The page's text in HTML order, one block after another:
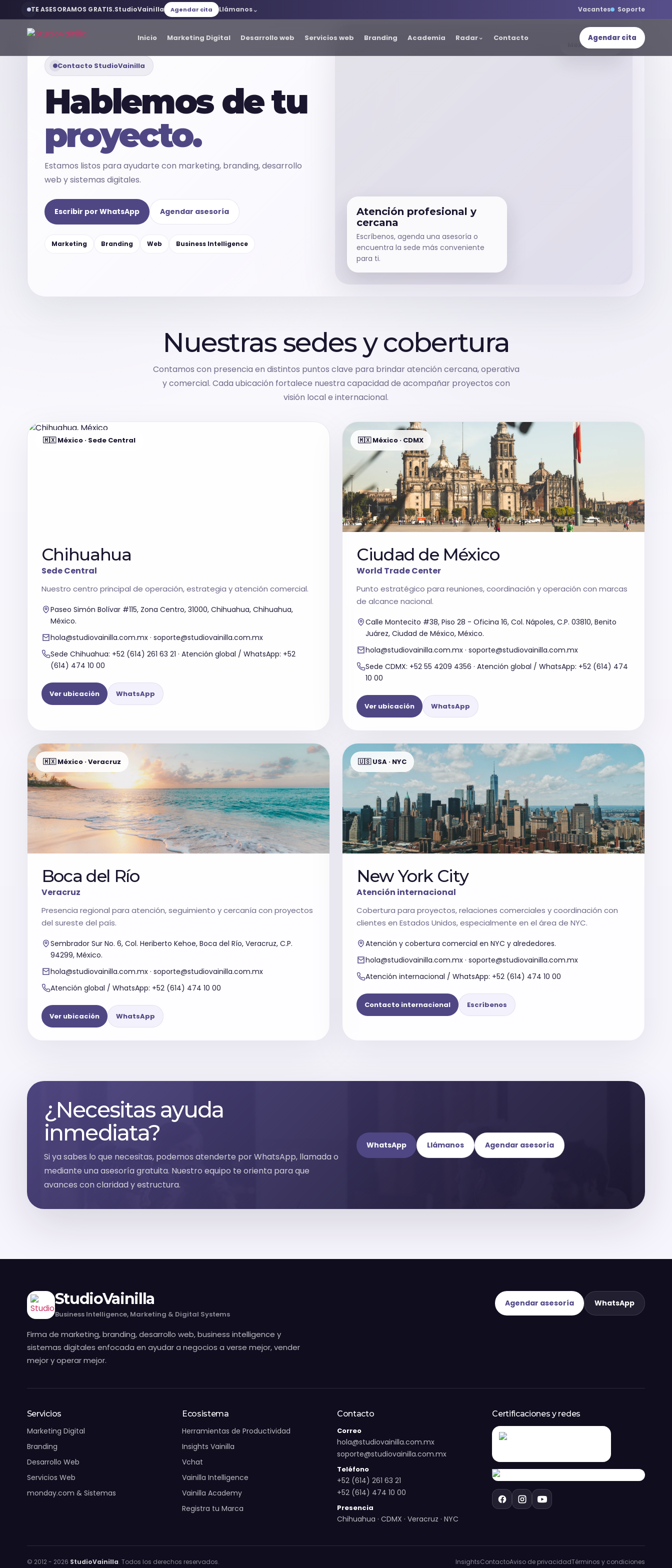
TE ASESORAMOS GRATIS.StudioVainilla Agendar cita Llámanos Vacantes Soporte
Inicio Marketing Digital Desarrollo web Servicios web Branding Academia Radar Contacto Agendar cita
Inicio
Marketing Digital
Desarrollo web
Servicios web
Branding
WhatsApp Ventas
Contacto StudioVainilla
Hablemos de tu
proyecto.
Estamos listos para ayudarte con marketing, branding, desarrollo
web y sistemas digitales.
Escribir por WhatsApp Agendar asesoría
Marketing Branding Web Business Intelligence
México + USA
Atención profesional y
cercana
Escríbenos, agenda una asesoría o
encuentra la sede más conveniente
para ti.
Nuestras sedes y cobertura
Contamos con presencia en distintos puntos clave para brindar atención cercana, operativa
y comercial. Cada ubicación fortalece nuestra capacidad de acompañar proyectos con
visión local e internacional.
🇲🇽 México · Sede Central
Chihuahua
Sede Central
Nuestro centro principal de operación, estrategia y atención comercial.
Paseo Simón Bolívar #115, Zona Centro, 31000, Chihuahua, Chihuahua,
México.
hola@studiovainilla.com.mx · soporte@studiovainilla.com.mx
Sede Chihuahua: +52 (614) 261 63 21 · Atención global / WhatsApp: +52
(614) 474 10 00
Ver ubicación WhatsApp
🇲🇽 México · CDMX
Ciudad de México
World Trade Center
Punto estratégico para reuniones, coordinación y operación con marcas
de alcance nacional.
Calle Montecito #38, Piso 28 - Oficina 16, Col. Nápoles, C.P. 03810, Benito
Juárez, Ciudad de México, México.
hola@studiovainilla.com.mx · soporte@studiovainilla.com.mx
Sede CDMX: +52 55 4209 4356 · Atención global / WhatsApp: +52 (614) 474
10 00
Ver ubicación WhatsApp
🇲🇽 México · Veracruz
Boca del Río
Veracruz
Presencia regional para atención, seguimiento y cercanía con proyectos
del sureste del país.
Sembrador Sur No. 6, Col. Heriberto Kehoe, Boca del Río, Veracruz, C.P.
94299, México.
hola@studiovainilla.com.mx · soporte@studiovainilla.com.mx
Atención global / WhatsApp: +52 (614) 474 10 00
Ver ubicación WhatsApp
🇺🇸 USA · NYC
New York City
Atención internacional
Cobertura para proyectos, relaciones comerciales y coordinación con
clientes en Estados Unidos, especialmente en el área de NYC.
Atención y cobertura comercial en NYC y alrededores.
hola@studiovainilla.com.mx · soporte@studiovainilla.com.mx
Atención internacional / WhatsApp: +52 (614) 474 10 00
Contacto internacional Escríbenos
¿Necesitas ayuda
inmediata?
Si ya sabes lo que necesitas, podemos atenderte por WhatsApp, llamada o
mediante una asesoría gratuita. Nuestro equipo te orienta para que
avances con claridad y estructura.
WhatsApp Llámanos Agendar asesoría
StudioVainilla
Business Intelligence, Marketing & Digital Systems
Firma de marketing, branding, desarrollo web, business intelligence y
sistemas digitales enfocada en ayudar a negocios a verse mejor, vender
mejor y operar mejor.
Agendar asesoría WhatsApp
Servicios
Marketing Digital
Branding
Desarrollo Web
Servicios Web
monday.com & Sistemas
Ecosistema
Herramientas de Productividad
Insights Vainilla
Vchat
Vainilla Intelligence
Vainilla Academy
Registra tu Marca
Contacto
Correo
hola@studiovainilla.com.mx
soporte@studiovainilla.com.mx
Teléfono
+52 (614) 261 63 21
+52 (614) 474 10 00
Presencia
Chihuahua · CDMX · Veracruz · NYC
Certificaciones y redes
© 2012 - 2026 StudioVainilla. Todos los derechos reservados. InsightsContactoAviso de privacidadTérminos y condiciones